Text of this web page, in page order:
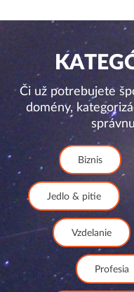
Či už potrebujete
domény,
Biznis
Jedlo & pitie
Vzdelanie
Profesia